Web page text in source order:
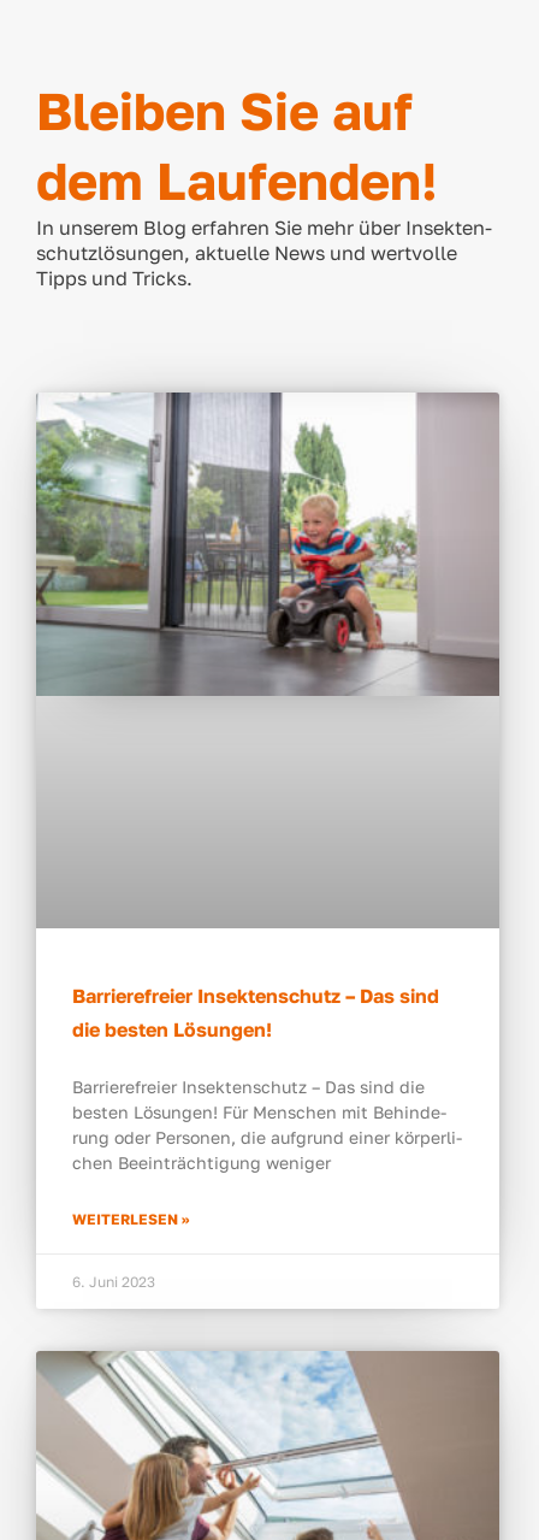
Bleiben Sie auf
dem Laufenden!
In unse­rem Blog erfah­ren Sie mehr über Insek­ten­
schutz­lö­sun­gen, aktu­el­le News und wert­vol­le
Tipps und Tricks.
Barrierefreier Insektenschutz – Das sind
die besten Lösungen!
Bar­rie­re­frei­er Insek­ten­schutz – Das sind die
bes­ten Lösun­gen! Für Men­schen mit Behin­de­
rung oder Per­so­nen, die auf­grund einer kör­per­li­
chen Beein­träch­ti­gung weni­ger
WEI­TER­LE­SEN »
6. Juni 2023